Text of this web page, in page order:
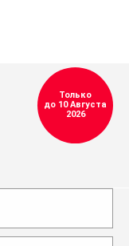
Только
до 10 Августа
2026